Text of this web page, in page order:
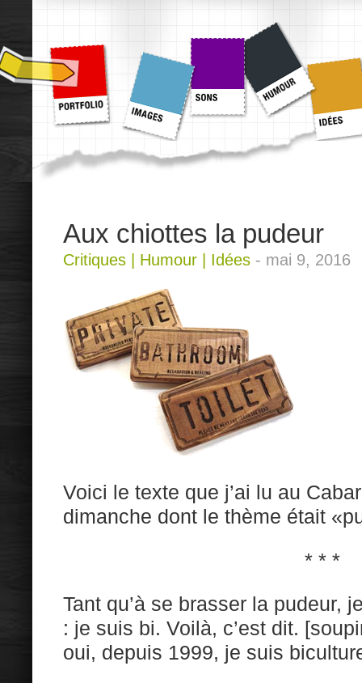
Aux chiottes la pudeur
Critiques Humour Idées - mai 9, 2016
Voici le texte que j’ai lu au
dimanche dont le thème était
* * *
Tant qu’à se brasser la pudeur,
: je suis bi. Voilà, c’est dit.
oui, depuis 1999, je suis